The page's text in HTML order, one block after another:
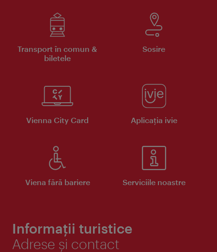
Transport în comun &
biletele
Sosire
Vienna City Card Aplicaţia ivie
Viena fără bariere Serviciile noastre
Informații turistice
Adrese și contact